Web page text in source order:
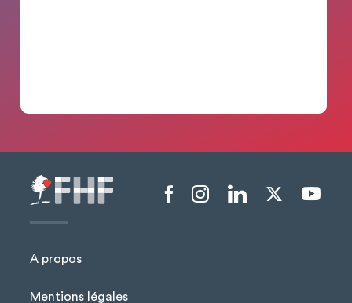
A propos
Mentions légales
Menu liens sociaux